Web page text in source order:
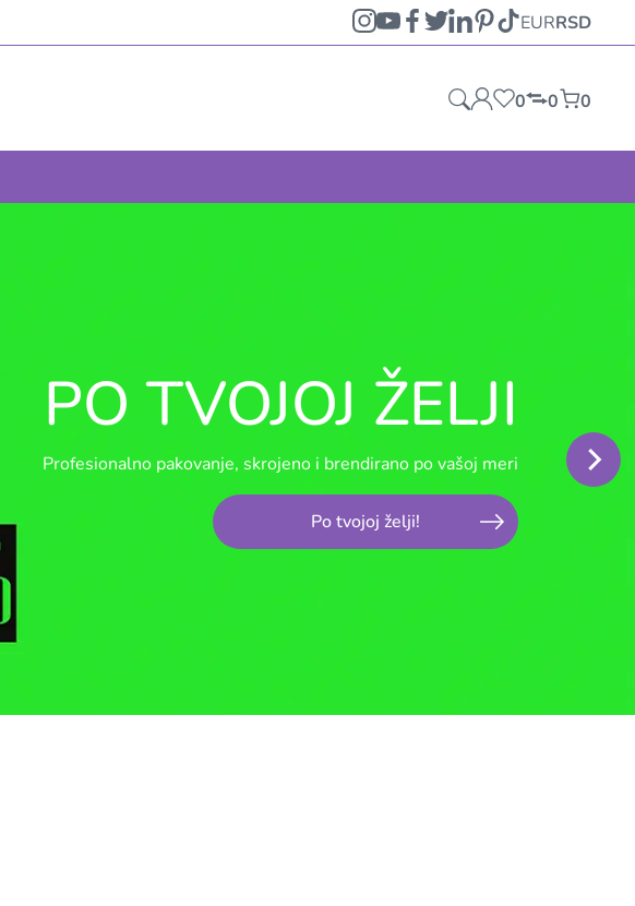
EURRSD
0 0 0
Profesionalno pakovanje, skrojeno i brendirano po vašoj meri
PO TVOJOJ ŽELJI
Po tvojoj želji!